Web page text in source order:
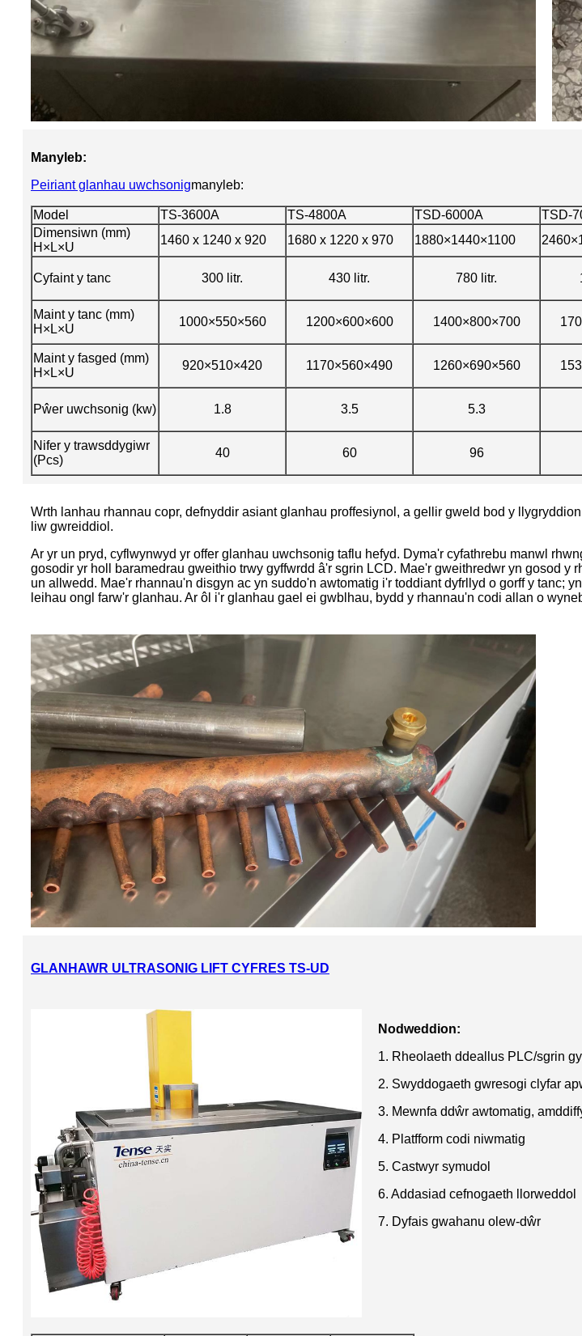
Manyleb:
Peiriant glanhau uwchsonigmanyleb:
Model TS-3600A TS-4800A TSD-6000A TSD-
Dimensiwn (mm)
H×L×U
1460 x 1240 x 920 1680 x 1220 x 970 1880×1440×1100
Cyfaint y tanc 300 litr. 430 litr. 780 litr.
Maint y tanc (mm)
H×L×U
1000×550×560 1200×600×600 1400×800×700
Maint y fasged (mm)
H×L×U
920×510×420 1170×560×490 1260×690×560
Pŵer uwchsonig (kw) 1.8 3.5 5.3
Nifer y trawsddygiwr
(Pcs)
40 60 96
Wrth lanhau rhannau copr, defnyddir asiant glanhau proffesiynol, a gellir gweld bod y
liw gwreiddiol.
Ar yr un pryd, cyflwynwyd yr offer glanhau uwchsonig taflu hefyd. Dyma'r cyfathrebu manwl
gosodir yr holl baramedrau gweithio trwy gyffwrdd â'r sgrin LCD. Mae'r gweithredwr yn gosod
un allwedd. Mae'r rhannau'n disgyn ac yn suddo'n awtomatig i'r toddiant dyfrllyd o gorff y tanc;
leihau ongl farw'r glanhau. Ar ôl i'r glanhau gael ei gwblhau, bydd y rhannau'n codi allan o
GLANHAWR ULTRASONIG LIFT CYFRES TS-UD
Nodweddion:
1. Rheolaeth ddeallus PLC/sgrin
2. Swyddogaeth gwresogi clyfar
3. Mewnfa ddŵr awtomatig,
4. Platfform codi niwmatig
5. Castwyr symudol
6. Addasiad cefnogaeth llorweddol
7. Dyfais gwahanu olew-dŵr